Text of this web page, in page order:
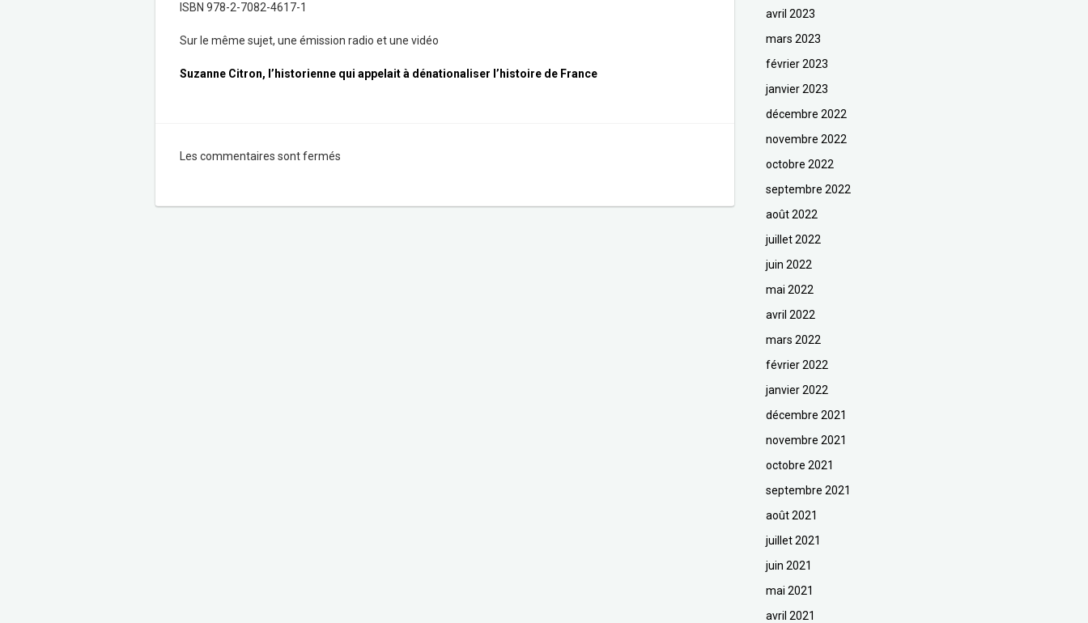
ISBN 978-2-7082-4617-1
Sur le même sujet, une émission radio et une vidéo
Suzanne Citron, l’historienne qui appelait à dénationaliser l’histoire de France
Les commentaires sont fermés
avril 2023
mars 2023
février 2023
janvier 2023
décembre 2022
novembre 2022
octobre 2022
septembre 2022
août 2022
juillet 2022
juin 2022
mai 2022
avril 2022
mars 2022
février 2022
janvier 2022
décembre 2021
novembre 2021
octobre 2021
septembre 2021
août 2021
juillet 2021
juin 2021
mai 2021
avril 2021